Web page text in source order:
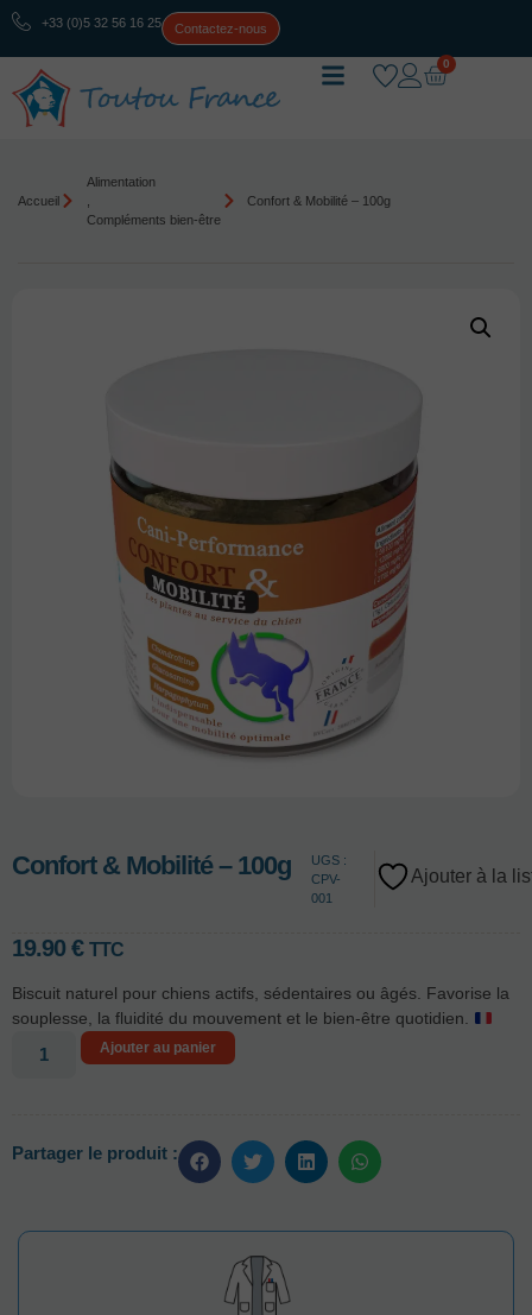
+33 (0)5 32 56 16 25 Contactez-nous
0
Accueil
Alimentation
Compléments bien-être
Confort & Mobilité – 100g
Confort & Mobilité – 100g
UGS :
CPV-
001
Ajouter à la
19.90 € TTC
Biscuit naturel pour chiens actifs, sédentaires ou âgés. Favorise la
souplesse, la fluidité du mouvement et le bien-être quotidien.
Ajouter au panier
Partager le produit :